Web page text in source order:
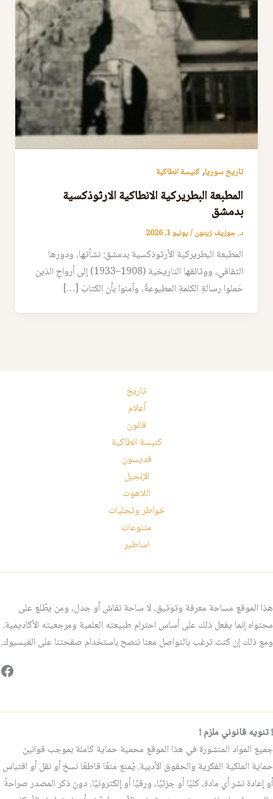
تاريخ سوريا,كنيسة انطاكية
المطبعة البطريركية الانطاكية الارثوذكسية
بدمشق
د. جوزيف زيتون/يونيو 1, 2026
المطبعة البطريركية الأرثوذكسية بدمشق: نشأتها، ودورها
الثقافي، ووثائقها التاريخية (1908–1933) إلى أرواحِ الذين
حَملوا رسالةِ الكلمةِ المطبوعةْ، وآمنوا بأن الكتابَ […]
تاريخ
أعلام
قانون
كنيسة انطاكية
قديسون
الإنجيل
اللاهوت
خواطر وتجليات
متنوعات
اساطير
هذا الموقع مساحة معرفة وتوثيق، لا ساحة نقاش أو جدل، ومن يطّلع على
محتواه إنما يفعل ذلك على أساس احترام طبيعته العلمية ومرجعيته الأكاديمية.
ومع ذلك إن كنت ترغب بالتواصل معنا ننصح باستخدام صفحتنا على الفيسبوك.
! تنويه قانوني ملزم !
جميع المواد المنشورة في هذا الموقع محمية حماية كاملة بموجب قوانين
حماية الملكية الفكرية والحقوق الأدبية. يُمنع منعًا قاطعًا نسخ أو نقل أو اقتباس
أو إعادة نشر أي مادة، كليًا أو جزئيًا، ورقيًا أو إلكترونيًا، دون ذكر المصدر صراحةً